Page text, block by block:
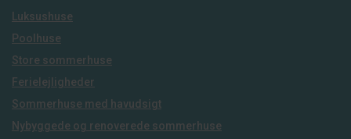
Luksushuse
Poolhuse
Store sommerhuse
Ferielejligheder
Sommerhuse med havudsigt
Nybyggede og renoverede sommerhuse